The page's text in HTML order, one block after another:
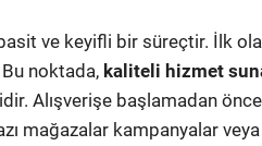
ve keyifli bir süreçtir. İlk
noktada, kaliteli hizmet
Alışverişe başlamadan
mağazalar kampanyalar